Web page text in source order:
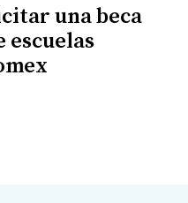
una beca
escuelas